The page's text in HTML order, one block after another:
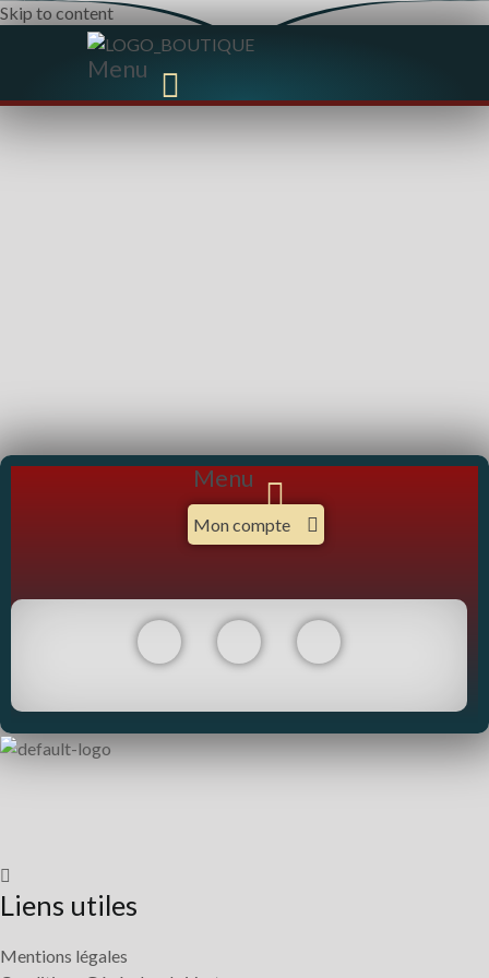
Skip to content
Menu
Menu
Mon compte
Liens utiles
Mentions légales